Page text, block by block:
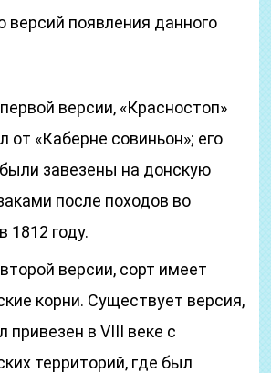
версий появления данного
версии, «Красностоп»
от «Каберне совиньон»; его
завезены на донскую
после походов во
1812 году.
версии, сорт имеет
корни. Существует версия,
привезен в VIII веке с
территорий, где был